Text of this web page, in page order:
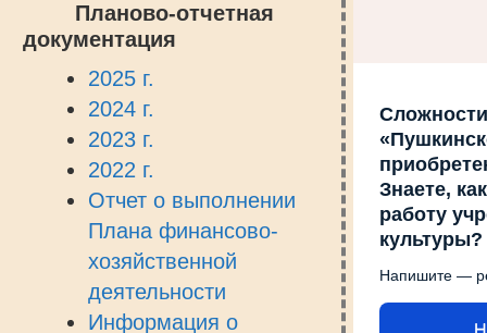
Планово-отчетная
документация
2025 г.
2024 г.
2023 г.
2022 г.
Отчет о выполнении
Плана финансово-
хозяйственной
деятельности
Информация о
Знаете,
работу
культуры?
Напишите —